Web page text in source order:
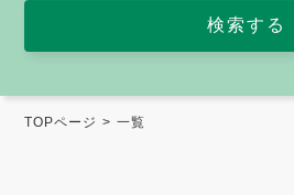
TOPページ 一覧